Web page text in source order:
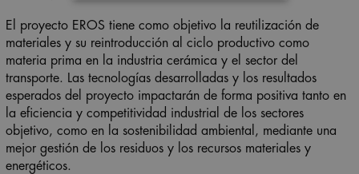
El proyecto EROS tiene como objetivo la reutilización de
materiales y su reintroducción al ciclo productivo como
materia prima en la industria cerámica y el sector del
transporte. Las tecnologías desarrolladas y los resultados
esperados del proyecto impactarán de forma positiva tanto en
la eficiencia y competitividad industrial de los sectores
objetivo, como en la sostenibilidad ambiental, mediante una
mejor gestión de los residuos y los recursos materiales y
energéticos.